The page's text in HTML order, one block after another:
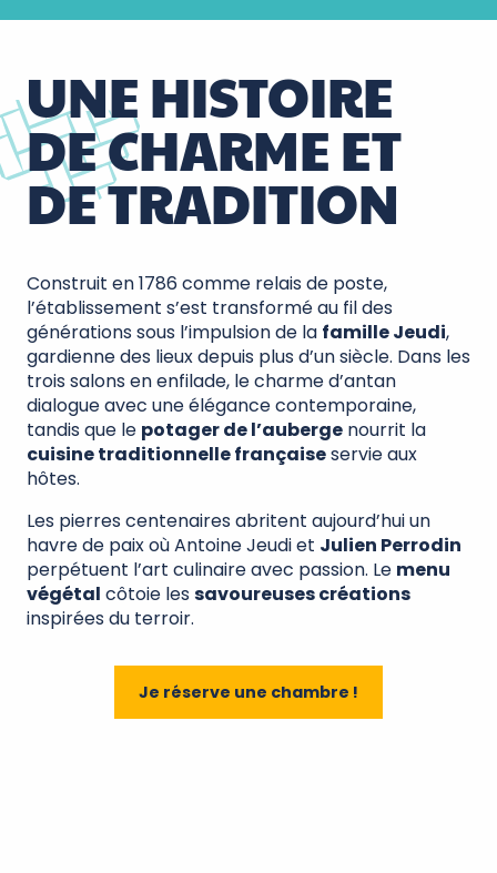
UNE HISTOIRE
DE CHARME ET
DE TRADITION
Construit en 1786 comme relais de poste,
l’établissement s’est transformé au fil des
générations sous l’impulsion de la famille Jeudi,
gardienne des lieux depuis plus d’un siècle. Dans les
trois salons en enfilade, le charme d’antan
dialogue avec une élégance contemporaine,
tandis que le potager de l’auberge nourrit la
cuisine traditionnelle françaiseservie aux
hôtes.
Les pierres centenaires abritent aujourd’hui un
havre de paix où Antoine Jeudi et Julien Perrodin
perpétuent l’art culinaire avec passion. Le menu
végétal côtoie lessavoureuses créations
inspirées du terroir.
Je réserve une chambre !